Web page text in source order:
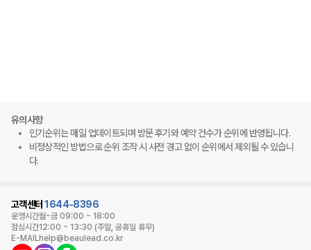
유의사항
인기순위는 매일 업데이트되며 방문 후기와 예약 건수가 순위에 반영됩니다.
비정상적인 방법으로 순위 조작 시 사전 경고 없이 순위에서 제외될 수 있습니
다.
고객센터 1644-8396
운영시간월~금 09:00 ~ 18:00
점심시간12:00 ~ 13:30 (주말, 공휴일 휴무)
E-MAILhelp@beaulead.co.kr